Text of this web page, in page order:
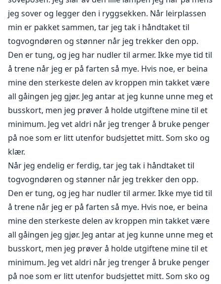
Så du lurer sikkert på hvordan en kvinne som bor i en
forlatt togvogn ender opp gift med en stor
teknologimilliardær.
Vel, det er enkelt. Vi løp rett inn i hverandre, låste blikk
og resten er historie.
Ok, nei, det er ikke akkurat slik det skjedde. Se,
Artemis Rhodes er i en knipe. Han trenger en brud
innen sin neste bursdag...om seks dager. Så hva gjør
han? Han jakter meg ned som en gal stalker og tilbyr
meg en haug med penger for å gifte meg med ham.
Galskap, ikke sant?
Selvfølgelig nekter jeg fordi jeg har litt verdighet, men
når verden min blir snudd på hodet har jeg ikke noe
annet valg enn å akseptere. Takket være ham kan jeg
ikke gå tilbake til mitt gamle liv, og nå er jeg fanget i
hans.
jeg sover og legger den i ryggsekken. Når leirplassen
min er pakket sammen, tar jeg tak i håndtaket til
togvogndøren og stønner når jeg trekker den opp.
Den er tung, og jeg har nudler til armer. Ikke mye tid til
å trene når jeg er på farten så mye. Hvis noe, er beina
mine den sterkeste delen av kroppen min takket være
all gåingen jeg gjør. Jeg antar at jeg kunne unne meg et
busskort, men jeg prøver å holde utgiftene mine til et
minimum. Jeg vet aldri når jeg trenger å bruke penger
på noe som er litt utenfor budsjettet mitt. Som sko og
klær.
Når jeg endelig er ferdig, tar jeg tak i håndtaket til
togvogndøren og stønner når jeg trekker den opp.
Den er tung, og jeg har nudler til armer. Ikke mye tid til
å trene når jeg er på farten så mye. Hvis noe, er beina
mine den sterkeste delen av kroppen min takket være
all gåingen jeg gjør. Jeg antar at jeg kunne unne meg et
busskort, men jeg prøver å holde utgiftene mine til et
minimum. Jeg vet aldri når jeg trenger å bruke penger
på noe som er litt utenfor budsjettet mitt. Som sko og